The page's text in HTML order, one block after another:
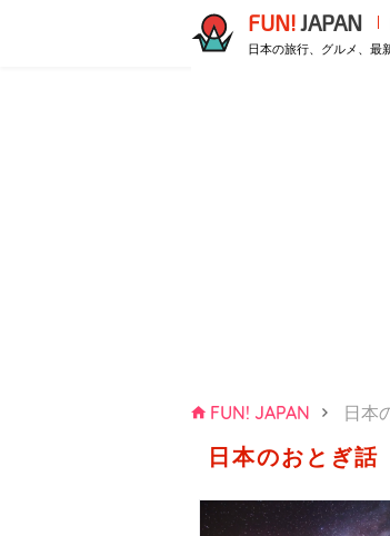
FUN! JAPAN
日本の旅行、グルメ、最
FUN! JAPAN 日本
日本のおとぎ話